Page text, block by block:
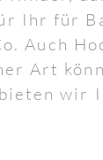
Ihr für
Auch
Art
wir